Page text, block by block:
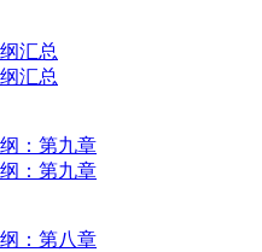
汇总
汇总
：第九章
：第九章
：第八章